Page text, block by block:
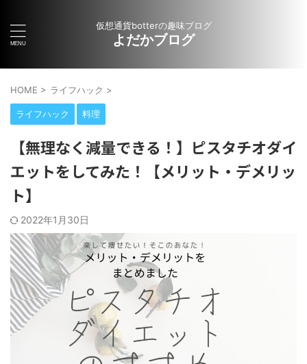
仮想通貨botterの趣味ブログ
よだかブログ
HOME > ライフハック >
ライフハック 料理
【無理なく減量できる！】ピスタチオダイ
エットをしてみた！【メリット・デメリッ
ト】
2022年1月30日